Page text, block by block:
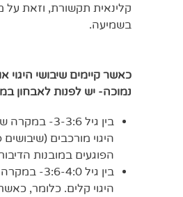
קלינאית תקשורת, וזאת על
בשמיעה.
כאשר קיימים שיבושי היגוי
נמוכה- יש לפנות לאבחון
בין גיל 3-3:6-
היגוי מורכבים (שיבושים
הפוגעים במובנות
בין גיל 3:6-
היגוי קלים. כלומר,